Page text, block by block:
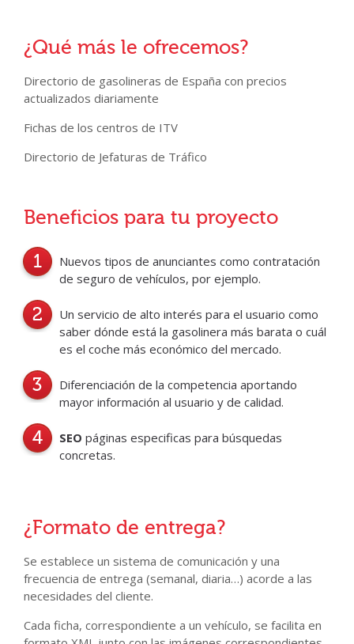
¿Qué más le ofrecemos?
Directorio de gasolineras de España con precios
actualizados diariamente
Fichas de los centros de ITV
Directorio de Jefaturas de Tráfico
Beneficios para tu proyecto
Nuevos tipos de anunciantes como contratación
de seguro de vehículos, por ejemplo.
Un servicio de alto interés para el usuario como
saber dónde está la gasolinera más barata o cuál
es el coche más económico del mercado.
Diferenciación de la competencia aportando
mayor información al usuario y de calidad.
SEO páginas especificas para búsquedas
concretas.
¿Formato de entrega?
Se establece un sistema de comunicación y una
frecuencia de entrega (semanal, diaria…) acorde a las
necesidades del cliente.
Cada ficha, correspondiente a un vehículo, se facilita en